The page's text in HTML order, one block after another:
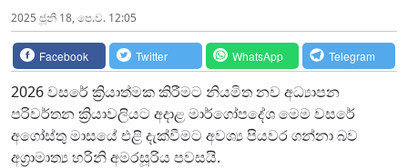
2025 ජූනි 18, පෙ.ව. 12:05
Facebook Twitter WhatsApp Telegram
2026 වසරේ ක්‍රියාත්මක කිරීමට නියමිත නව අධ්‍යාපන
පරිවර්තන ක්‍රියාවලියට අදාළ මාර්ගෝපදේශ මෙම වසරේ
අගෝස්තු මාසයේ එළි දැක්වීමට අවශ්‍ය පියවර ගන්නා බව
අග්‍රාමාත්‍ය හරිනි අමරසූරිය පවසයි.